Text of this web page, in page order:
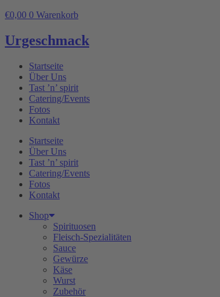
€0,00 0 Warenkorb
Urgeschmack
Startseite
Über Uns
Tast ’n’ spirit
Catering/Events
Fotos
Kontakt
Startseite
Über Uns
Tast ’n’ spirit
Catering/Events
Fotos
Kontakt
Shop
Spirituosen
Fleisch-Spezialitäten
Sauce
Gewürze
Käse
Wurst
Zubehör